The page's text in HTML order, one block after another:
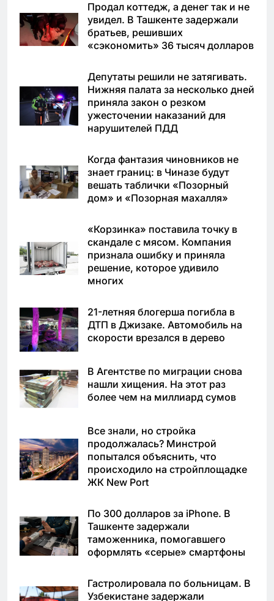
Продал коттедж, а денег так и не
увидел. В Ташкенте задержали
братьев, решивших
«сэкономить» 36 тысяч долларов
Депутаты решили не затягивать.
Нижняя палата за несколько дней
приняла закон о резком
ужесточении наказаний для
нарушителей ПДД
Когда фантазия чиновников не
знает границ: в Чиназе будут
вешать таблички «Позорный
дом» и «Позорная махалля»
«Корзинка» поставила точку в
скандале с мясом. Компания
признала ошибку и приняла
решение, которое удивило
многих
21-летняя блогерша погибла в
ДТП в Джизаке. Автомобиль на
скорости врезался в дерево
В Агентстве по миграции снова
нашли хищения. На этот раз
более чем на миллиард сумов
Все знали, но стройка
продолжалась? Минстрой
попытался объяснить, что
происходило на стройплощадке
ЖК New Port
По 300 долларов за iPhone. В
Ташкенте задержали
таможенника, помогавшего
оформлять «серые» смартфоны
Гастролировала по больницам. В
Узбекистане задержали